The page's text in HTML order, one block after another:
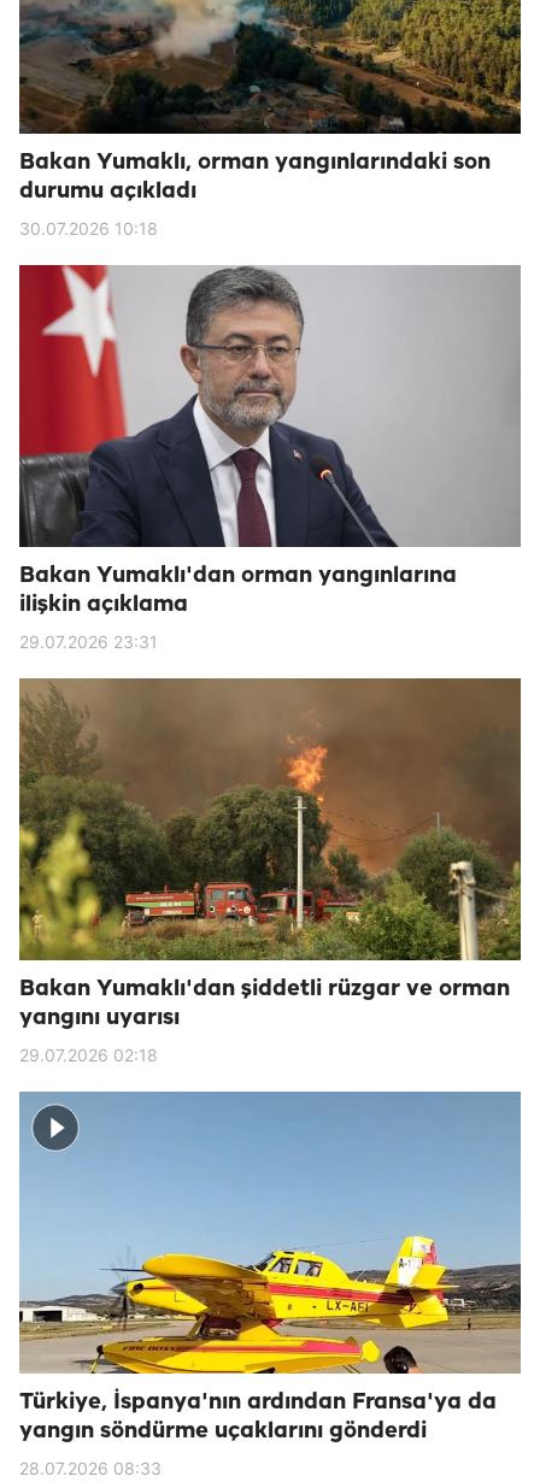
Bakan Yumaklı, orman yangınlarındaki son
durumu açıkladı
30.07.2026 10:18
Bakan Yumaklı'dan orman yangınlarına
ilişkin açıklama
29.07.2026 23:31
Bakan Yumaklı'dan şiddetli rüzgar ve orman
yangını uyarısı
29.07.2026 02:18
Türkiye, İspanya'nın ardından Fransa'ya da
yangın söndürme uçaklarını gönderdi
28.07.2026 08:33